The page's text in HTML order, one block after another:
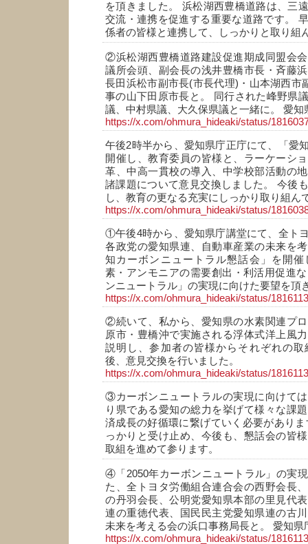
を頂きました。 浜松湖西豊橋道路は、三
交流・連携を促進する重要な道路です。
係者の皆様と連携して、しっかりと取り組
②浜松湖西豊橋道路建設促進期成同盟会
議所会頭、副会長の浅井豊橋市長・斉藤
長田浜松市副市長(市長代理)・山本湖西市
事の山下田原市長と。 同行された峰野県
議、中村県議、大久保県議と一緒に。 愛知
https://x.com/ohmura_hideaki/status/
午後2時半から、愛知県庁正庁にて、「愛
開催し、教育委員の皆様と、ラーケーシ
革、中高一貫校の導入、中学校部活動の
諸課題について意見交換しました。 今後
し、教育の更なる充実にしっかり取り組ん
https://x.com/ohmura_hideaki/status/
①午後4時から、愛知県庁講堂にて、全ト
各政党の愛知県連、自動車産業の未来を
知カーボンニュートラル懇話会」を開
素・アンモニアの需要創出・利活用促進
ンニュートラル」の実現に向けた要望を頂
https://x.com/ohmura_hideaki/status/
②続いて、私から、愛知県の水素関連プ
原市・豊橋沖で実施される浮体式洋上風
説明し、参加者の皆様からそれぞれの
後、意見交換を行いました。
https://x.com/ohmura_hideaki/status/
③カーボンニュートラルの実現に向けて
り県である愛知の総力を挙げて様々な課
済成長の好循環に繋げていく必要があり
っかりと受け止め、今後も、懇話会の皆
取組を進めて参ります。
④「2050年カーボンニュートラル」の実
た、全トヨタ労働組合連合会の西野会長
の丹羽会長、公明党愛知県本部の里見代
連の重徳代表、国民民主党愛知県連の古
未来を考える会の浜口事務局長と。 愛知県
https://x.com/ohmura_hideaki/status/